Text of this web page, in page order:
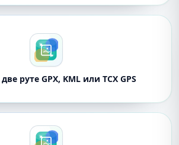
руте GPX, KML или TCX GPS